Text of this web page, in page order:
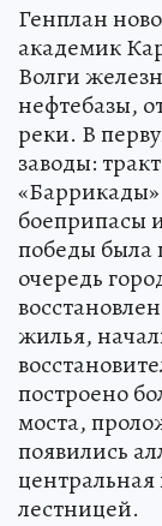
Генплан
академик
Волги
нефтебазы,
реки. В
заводы:
боеприпасы
победы была
очередь
жилья,
построено
моста,
появились
лестницей.